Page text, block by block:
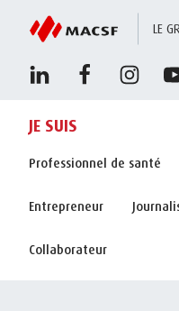
LE
JE SUIS
Professionnel de santé
Entrepreneur
Collaborateur